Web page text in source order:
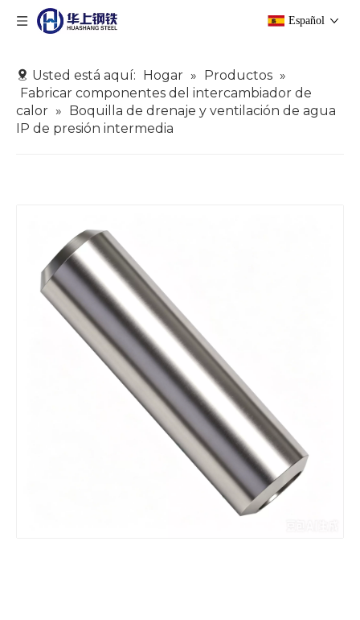
Español
Usted está aquí: Hogar » Productos »
Fabricar componentes del intercambiador de
calor » Boquilla de drenaje y ventilación de agua
IP de presión intermedia